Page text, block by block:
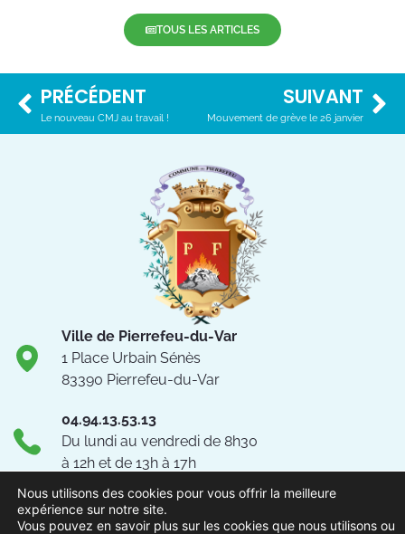
TOUS LES ARTICLES
PRÉCÉDENT
Le nouveau CMJ au travail !
SUIVANT
Mouvement de grève le 26 janvier
Ville de Pierrefeu-du-Var
1 Place Urbain Sénès
83390 Pierrefeu-du-Var
04.94.13.53.13
Du lundi au vendredi de 8h30
à 12h et de 13h à 17h
NOUS CONTACTER
Nous utilisons des cookies pour vous offrir la meilleure
expérience sur notre site.
Vous pouvez en savoir plus sur les cookies que nous utilisons ou